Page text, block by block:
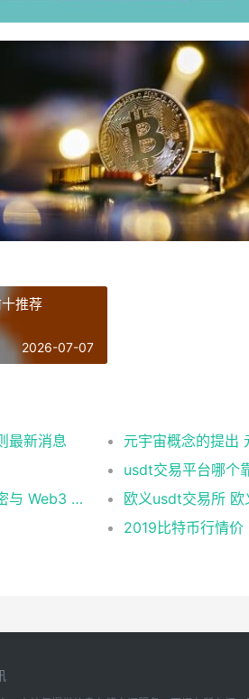
推荐
2026-07-07
最新消息
元宇宙概念的提出
usdt交易平台哪个
币安 在美国市场正式上线，开启加密与 Web3 创新的全新时代！
欧义usdt交易所
2019比特币行情价